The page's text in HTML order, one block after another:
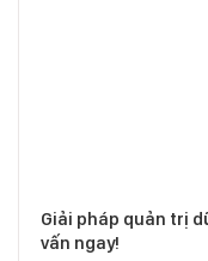
Giải pháp quản trị
vấn ngay!